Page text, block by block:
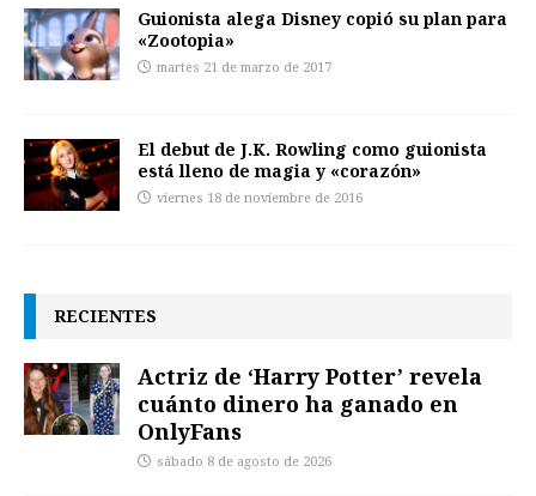
Guionista alega Disney copió su plan para
«Zootopia»
martes 21 de marzo de 2017
El debut de J.K. Rowling como guionista
está lleno de magia y «corazón»
viernes 18 de noviembre de 2016
RECIENTES
Actriz de ‘Harry Potter’ revela
cuánto dinero ha ganado en
OnlyFans
sábado 8 de agosto de 2026